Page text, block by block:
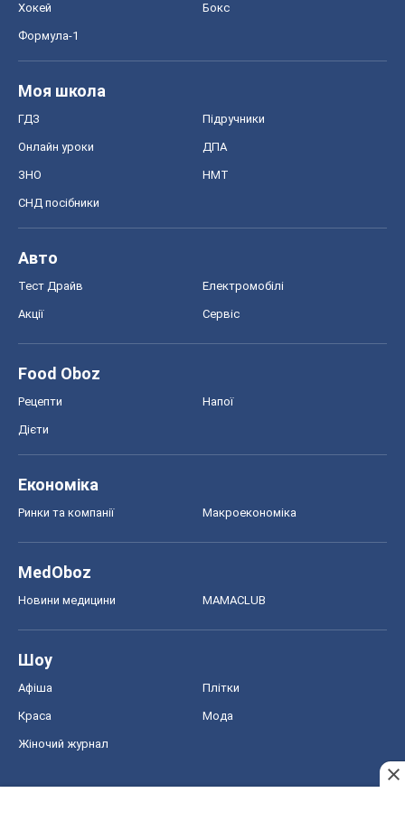
Хокей Бокс
Формула-1
Моя школа
ГДЗ Підручники
Онлайн уроки ДПА
ЗНО НМТ
СНД посібники
Авто
Тест Драйв Електромобілі
Акції Сервіс
Food Oboz
Рецепти Напої
Дієти
Економіка
Ринки та компанії Макроекономіка
MedOboz
Новини медицини MAMACLUB
Шоу
Афіша Плітки
Краса Мода
Жіночий журнал